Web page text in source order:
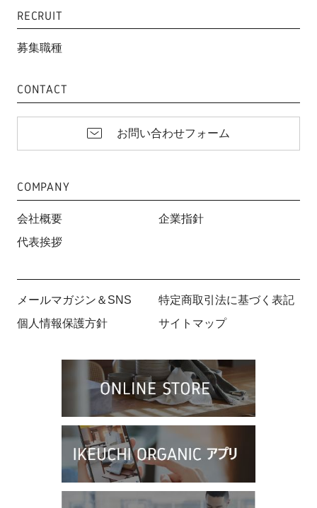
RECRUIT
募集職種
CONTACT
お問い合わせフォーム
COMPANY
会社概要
企業指針
代表挨拶
メールマガジン＆SNS
特定商取引法に基づく表記
個人情報保護方針
サイトマップ